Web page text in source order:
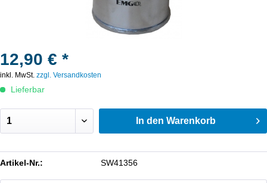
12,90 € *
inkl. MwSt. zzgl. Versandkosten
Lieferbar
In den Warenkorb
Artikel-Nr.: SW41356